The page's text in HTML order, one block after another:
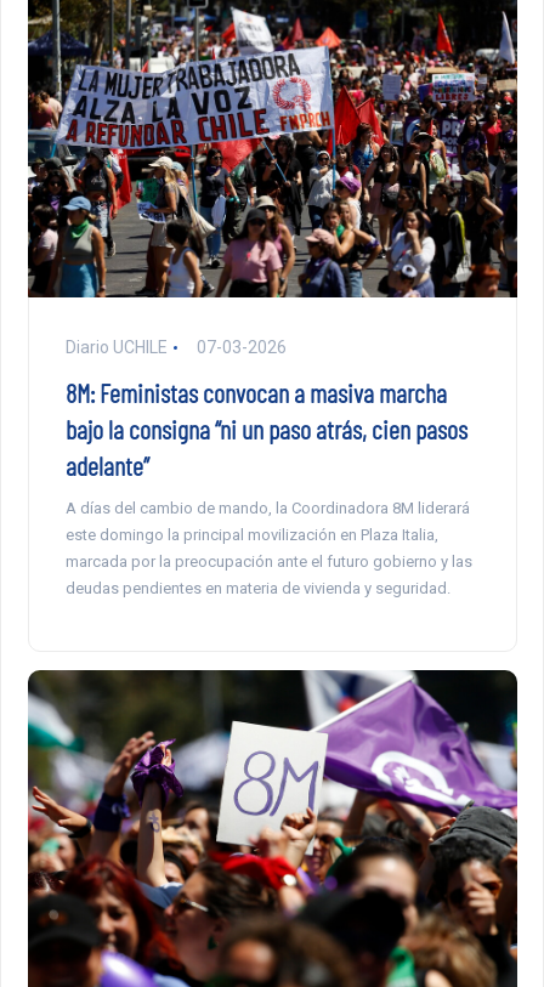
Diario UCHILE 07-03-2026
8M: Feministas convocan a masiva marcha
bajo la consigna “ni un paso atrás, cien pasos
adelante”
A días del cambio de mando, la Coordinadora 8M liderará
este domingo la principal movilización en Plaza Italia,
marcada por la preocupación ante el futuro gobierno y las
deudas pendientes en materia de vivienda y seguridad.